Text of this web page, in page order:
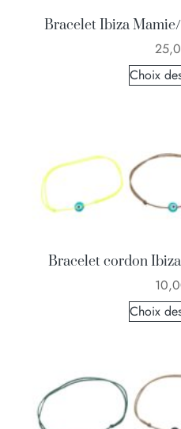
Bracelet Ibiza
Choix
Bracelet cordon
Choix